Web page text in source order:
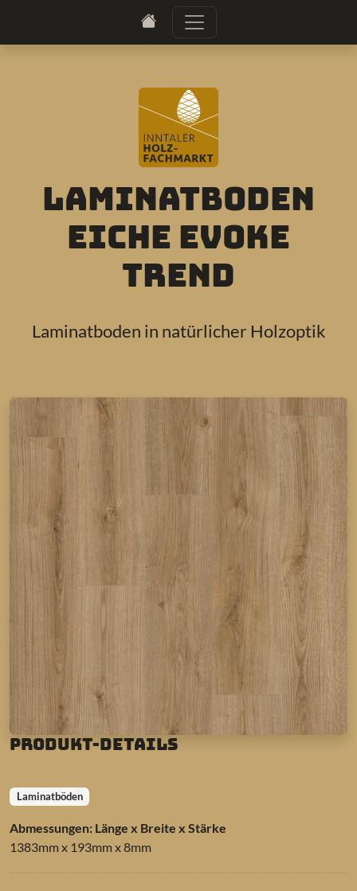
Laminatboden
Eiche Evoke
Trend
Laminatboden in natürlicher Holzoptik
Produkt-Details
Laminatböden
Abmessungen: Länge x Breite x Stärke
1383mm x 193mm x 8mm